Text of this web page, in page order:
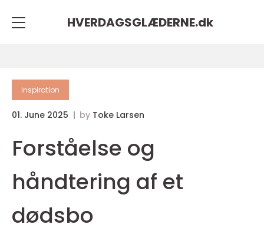
HVERDAGSGLÆDERNE.dk
inspiration
01. June 2025 by Toke Larsen
Forståelse og
håndtering af et
dødsbo